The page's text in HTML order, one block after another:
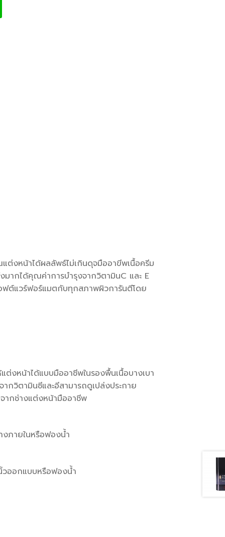
งหน้าได้ผลลัพธ์ไม่เกินดุจมืออาขีพเนื้อครีม
มากได้คุณค่าการบำรุงจากวิตามินC และ E
ฟต์แวร์ฟอร์แมตกับทุกสภาพผิวการันตีโดย
ต่งหน้าได้แบบมืออาชีพในรองพื้นเนื้อบางเบา
กวิตามินซีและอีสามารถดูเปล่งประกาย
ากช่างแต่งหน้ามืออาชีพ
ภายในหรือฟองน้ำ
ออกแบบหรือฟองน้ำ